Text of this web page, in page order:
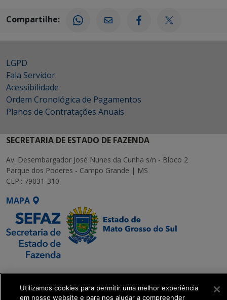
Compartilhe:
LGPD
Fala Servidor
Acessibilidade
Ordem Cronológica de Pagamentos
Planos de Contratações Anuais
SECRETARIA DE ESTADO DE FAZENDA
Av. Desembargador José Nunes da Cunha s/n - Bloco 2
Parque dos Poderes - Campo Grande | MS
CEP.: 79031-310
MAPA
SETDIG | Secretaria-
Executiva de
Transformação Digital
Utilizamos cookies para permitir uma melhor experiência
em nosso website e para nos ajudar a compreender